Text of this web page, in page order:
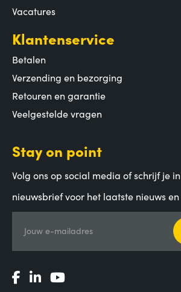
Vacatures
Klantenservice
Betalen
Verzending en bezorging
Retouren en garantie
Veelgestelde vragen
Stay on point
Volg ons op social media of schrijf je
nieuwsbrief voor het laatste nieuws
Jouw e-mailadres